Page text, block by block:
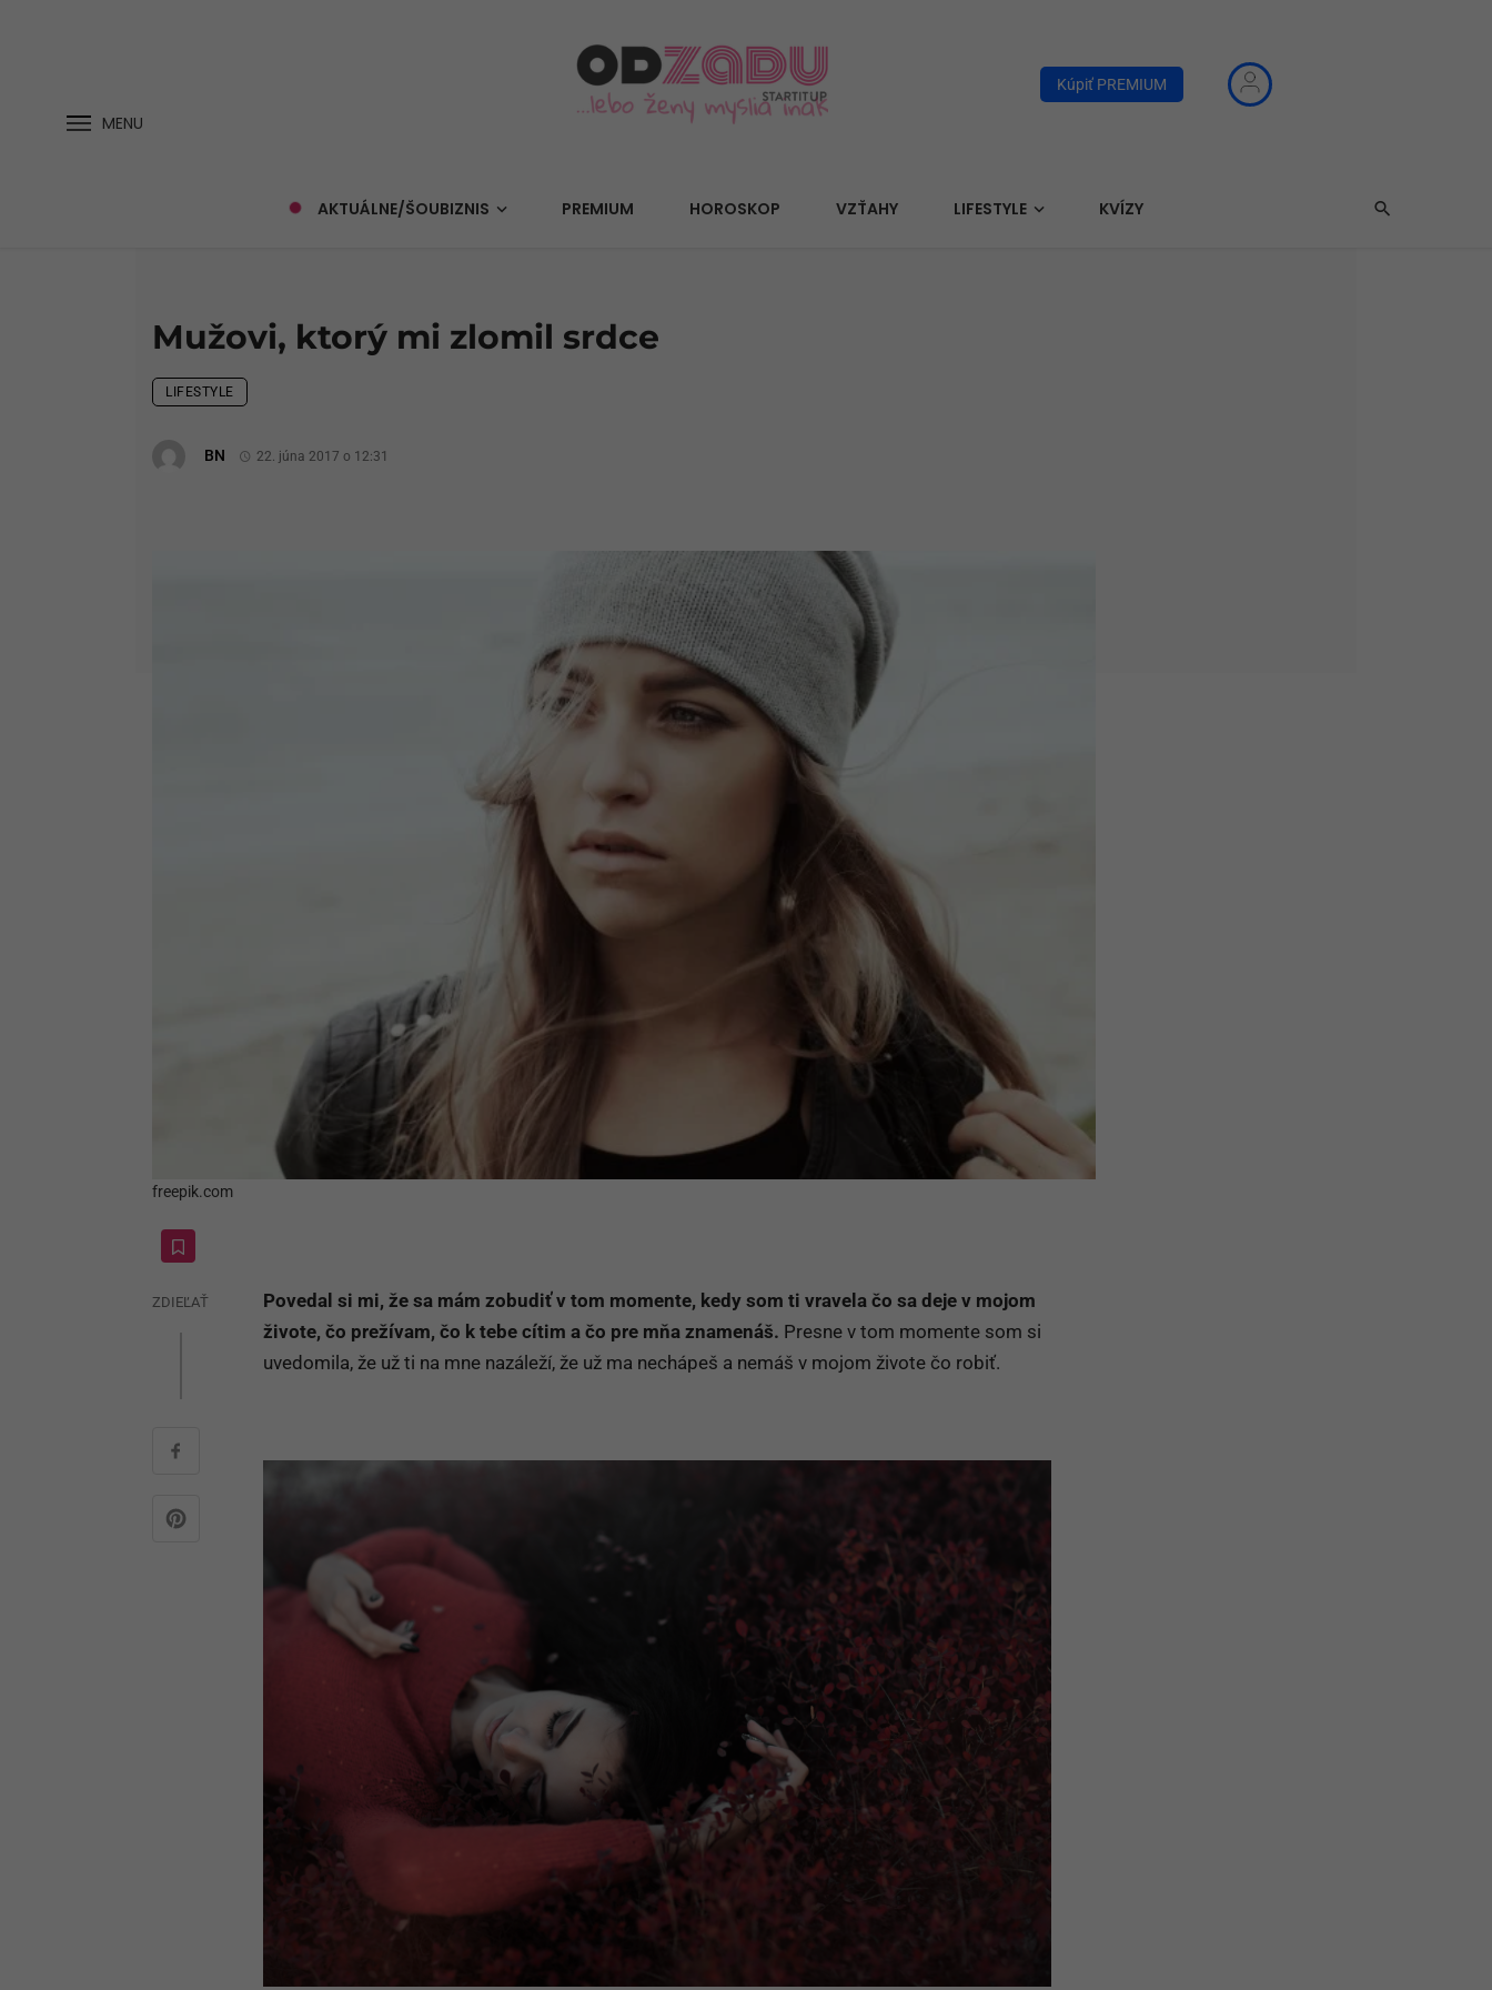
MENU
Kúpiť PREMIUM
AKTUÁLNE/ŠOUBIZNIS PREMIUM HOROSKOP VZŤAHY LIFESTYLE KVÍZY
Mužovi, ktorý mi zlomil srdce
LIFESTYLE
BN 22. júna 2017 o 12:31
freepik.com
ZDIEĽAŤ
Povedal si mi, že sa mám zobudiť v tom momente, kedy som ti vravela čo sa deje v mojom
živote, čo prežívam, čo k tebe cítim a čo pre mňa znamenáš. Presne v tom momente som si
uvedomila, že už ti na mne nazáleží, že už ma nechápeš a nemáš v mojom živote čo robiť.